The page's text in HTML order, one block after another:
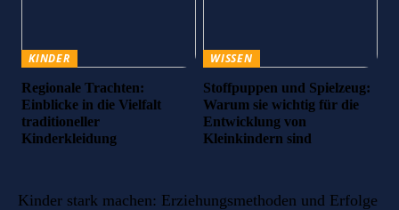
KINDER
Regionale Trachten:
Einblicke in die Vielfalt
traditioneller
Kinderkleidung
WISSEN
Stoffpuppen und Spielzeug:
Warum sie wichtig für die
Entwicklung von
Kleinkindern sind
Kinder stark machen: Erziehungsmethoden und Erfolge